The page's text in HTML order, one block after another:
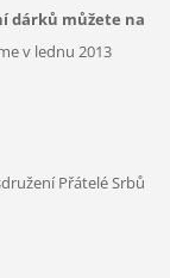
dárků můžete na
v lednu 2013
Přátelé Srbů